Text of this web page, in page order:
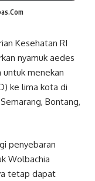
Kesehatan RI
nyamuk aedes
menekan
ke lima kota di
Bontang,
penyebaran
Wolbachia
tetap dapat